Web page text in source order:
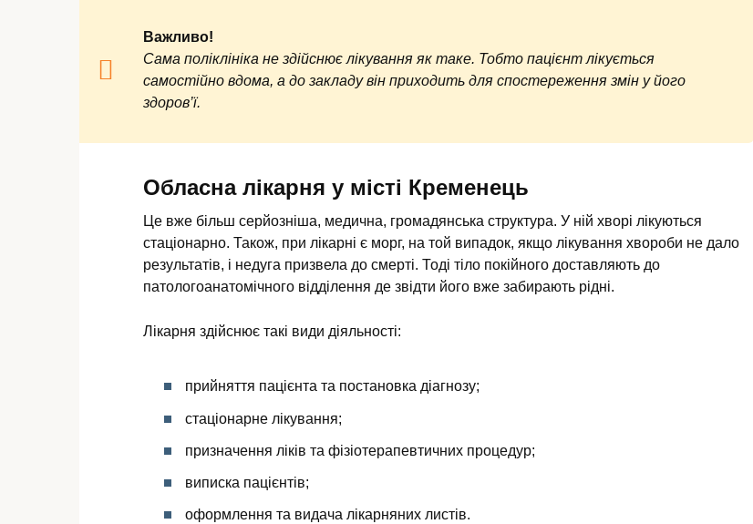
Важливо!
Сама поліклініка не здійснює лікування як таке. Тобто пацієнт лікується
самостійно вдома, а до закладу він приходить для спостереження змін у його
здоров’ї.
Обласна лікарня у місті Кременець
Це вже більш серйозніша, медична, громадянська структура. У ній хворі лікуються
стаціонарно. Також, при лікарні є морг, на той випадок, якщо лікування хвороби не дало
результатів, і недуга призвела до смерті. Тоді тіло покійного доставляють до
патологоанатомічного відділення де звідти його вже забирають рідні.
Лікарня здійснює такі види діяльності:
прийняття пацієнта та постановка діагнозу;
стаціонарне лікування;
призначення ліків та фізіотерапевтичних процедур;
виписка пацієнтів;
оформлення та видача лікарняних листів.